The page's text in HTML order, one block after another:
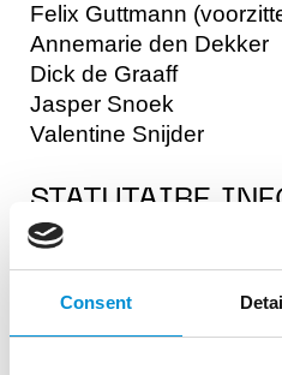
Consent
Felix Guttmann
Annemarie den Dekker
Dick de Graaff
Jasper Snoek
Valentine Snijder
STATUTAIRE
Activiteit
Het bevorderen van
onder meer door het